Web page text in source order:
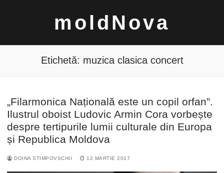
moldNova
Caută
după:
Etichetă: muzica clasica concert
„Filarmonica Națională este un copil orfan”.
Ilustrul oboist Ludovic Armin Cora vorbește
despre tertipurile lumii culturale din Europa
și Republica Moldova
DOINA STIMPOVSCHII 12 MARTIE 2017